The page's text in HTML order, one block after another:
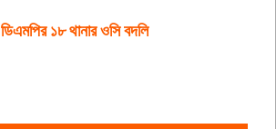
ডিএমপির ১৮ থানার ওসি বদলি